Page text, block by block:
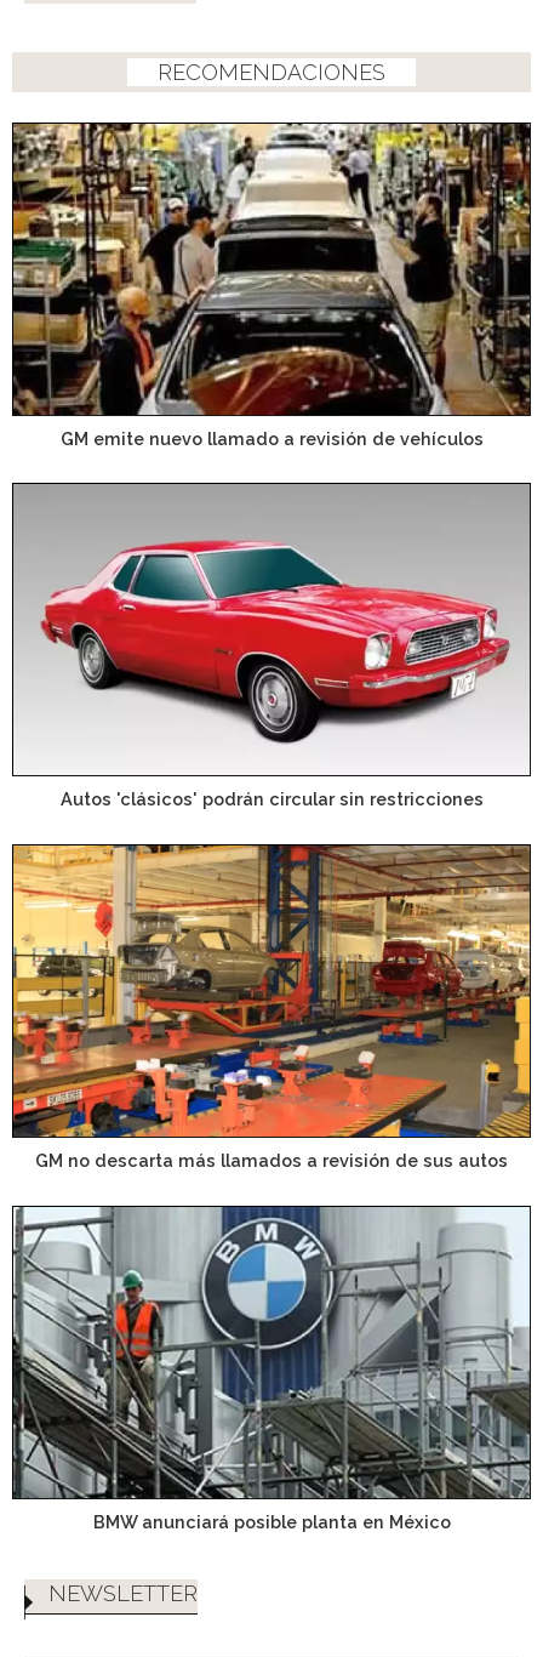
RECOMENDACIONES
GM emite nuevo llamado a revisión de vehículos
Autos 'clásicos' podrán circular sin restricciones
GM no descarta más llamados a revisión de sus autos
BMW anunciará posible planta en México
NEWSLETTER